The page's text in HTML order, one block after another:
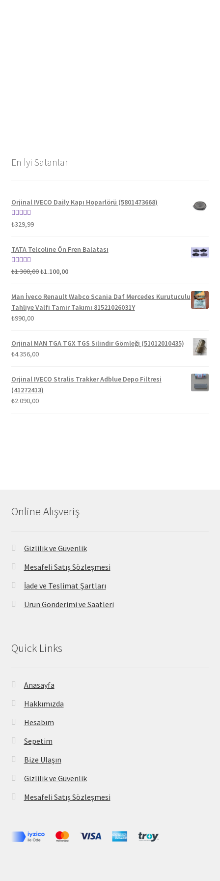
En İyi Satanlar
Orjinal IVECO Daily Kapı Hoparlörü (5801473668)
5 üzerinden
₺329,99
TATA Telcoline Ön Fren Balatası
5 üzerinden
₺1.300,00Orijinal
₺1.300,00.
₺1.100,00Şu
fiyat:
₺1.100,00.
Man İveco Renault Wabco Scania Daf Mercedes Kurutuculu
Tahliye Valfi Tamir Takımı 81521026031Y
₺990,00
Orjinal MAN TGA TGX TGS Silindir Gömleği (51012010435)
₺4.356,00
Orjinal IVECO Stralis Trakker Adblue Depo Filtresi
(41272413)
₺2.090,00
Online Alışveriş
Gizlilik ve Güvenlik
Mesafeli Satış Sözleşmesi
İade ve Teslimat Şartları
Ürün Gönderimi ve Saatleri
Quick Links
Anasayfa
Hakkımızda
Hesabım
Sepetim
Bize Ulaşın
Gizlilik ve Güvenlik
Mesafeli Satış Sözleşmesi